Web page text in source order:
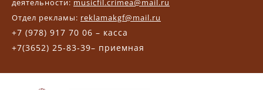
деятельности: musicfil.crimea@mail.ru
Отдел рекламы: reklamakgf@mail.ru
+7 (978) 917 70 06 – касса
+7(3652) 25-83-39– приемная